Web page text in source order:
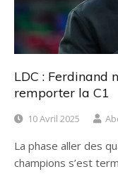
LDC : Ferdinand
remporter la C1
10 Avril 2025
La phase aller des
champions s’est